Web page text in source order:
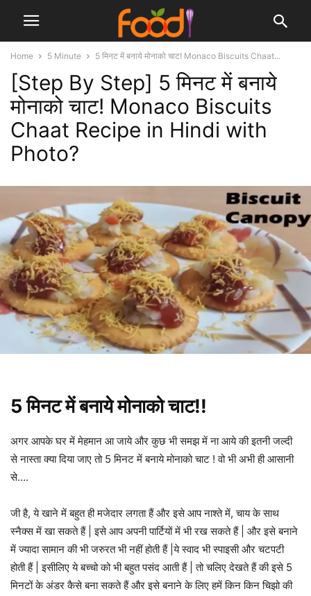
Home 5 Minute 5 मिनट में बनाये मोनाको चाट! Monaco Biscuits Chaat...
[Step By Step] 5 मिनट में बनाये
मोनाको चाट! Monaco Biscuits
Chaat Recipe in Hindi with
Photo?
5 मिनट में बनाये मोनाको चाट!!
अगर आपके घर में मेहमान आ जाये और कुछ भी समझ में ना आये की इतनी जल्दी
से नास्ता क्या दिया जाए तो 5 मिनट में बनाये मोनाको चाट ! वो भी अभी ही आसानी
से….
जी है, ये खाने में बहुत ही मजेदार लगता हैं और इसे आप नाश्ते में, चाय के साथ
स्नैक्स में खा सकते हैं | इसे आप अपनी पार्टियों में भी रख सकते हैं | और इसे बनाने
में ज्यादा सामान की भी जरुरत भी नहीं होती हैं |ये स्वाद भी स्पाइसी और चटपटी
होती हैं | इसीलिए ये बच्चो को भी बहुत पसंद आती हैं | तो चलिए देखते हैं की इसे 5
मिनटों के अंडर कैसे बना सकते हैं और इसे बनाने के लिए हमें किन किन चिझो की